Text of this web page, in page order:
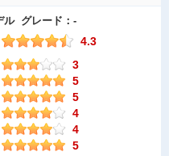
く快適に運転することができ
いっていました。
ができる点も買い物などの時
配もなくて運転がしやすかっ
ル グレード：-
4.3
3
5
5
4
4
5